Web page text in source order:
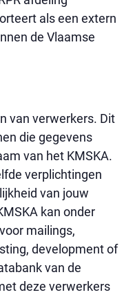
als een extern
de Vlaamse
van verwerkers. Dit
die gegevens
van het KMSKA.
verplichtingen
van jouw
kan onder
mailings,
development of
van de
deze verwerkers